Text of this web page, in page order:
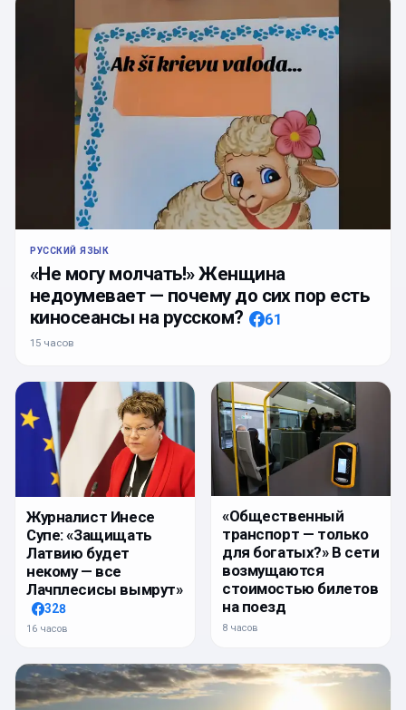
РУССКИЙ ЯЗЫК
«Не могу молчать!» Женщина
недоумевает — почему до сих пор есть
киносеансы на русском?
61
15 часов
Журналист Инесе
Супе: «Защищать
Латвию будет
некому — все
Лачплесисы вымрут»
328
16 часов
«Общественный
транспорт — только
для богатых?» В сети
возмущаются
стоимостью билетов
на поезд
8 часов